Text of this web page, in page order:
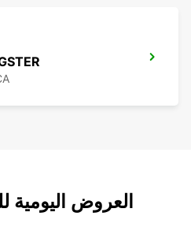
العروض اليومية